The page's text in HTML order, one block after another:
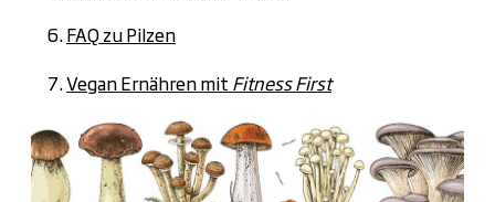
FAQ zu Pilzen
Vegan Ernähren mit Fitness First